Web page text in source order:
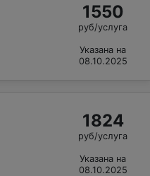
1550
руб/услуга
Указана на
08.10.2025
1824
руб/услуга
Указана на
08.10.2025